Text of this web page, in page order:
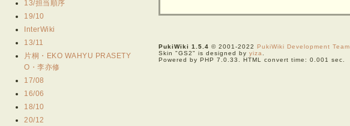
13/担当順序
19/10
InterWiki
13/11
片桐・EKO WAHYU PRASETY
O・李亦修
17/08
16/06
18/10
20/12
PukiWiki 1.5.4 © 2001-2022 PukiWiki Development Team
Skin "GS2" is designed by yiza
Powered by PHP 7.0.33. HTML convert time: 0.001 sec.